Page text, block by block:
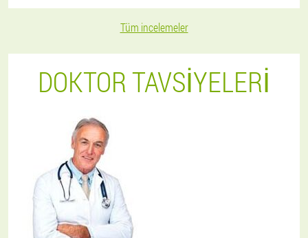
Tüm incelemeler
DOKTOR TAVSIYELERI